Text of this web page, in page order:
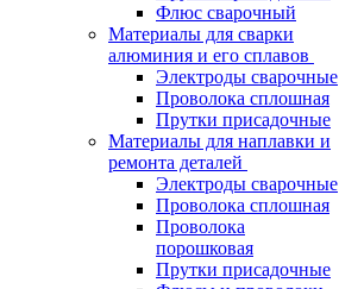
Флюс сварочный
Материалы для сварки
алюминия и его сплавов
Электроды сварочные
Проволока сплошная
Прутки присадочные
Материалы для наплавки и
ремонта деталей
Электроды сварочные
Проволока сплошная
Проволока
порошковая
Прутки присадочные